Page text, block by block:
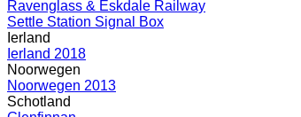
Ravenglass & Eskdale Railway
Settle Station Signal Box
Ierland
Ierland 2018
Noorwegen
Noorwegen 2013
Schotland